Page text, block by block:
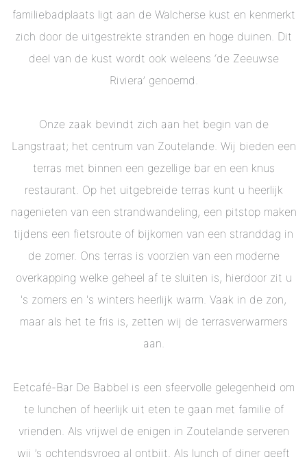
familiebadplaats ligt aan de Walcherse kust en kenmerkt
zich door de uitgestrekte stranden en hoge duinen. Dit
deel van de kust wordt ook weleens ‘de Zeeuwse
Riviera’ genoemd.
Onze zaak bevindt zich aan het begin van de
Langstraat; het centrum van Zoutelande. Wij bieden een
terras met binnen een gezellige bar en een knus
restaurant. Op het uitgebreide terras kunt u heerlijk
nagenieten van een strandwandeling, een pitstop maken
tijdens een fietsroute of bijkomen van een stranddag in
de zomer. Ons terras is voorzien van een moderne
overkapping welke geheel af te sluiten is, hierdoor zit u
's zomers en 's winters heerlijk warm. Vaak in de zon,
maar als het te fris is, zetten wij de terrasverwarmers
aan.
Eetcafé-Bar De Babbel is een sfeervolle gelegenheid om
te lunchen of heerlijk uit eten te gaan met familie of
vrienden. Als vrijwel de enigen in Zoutelande serveren
wij ’s ochtendsvroeg al ontbijt. Als lunch of diner geeft